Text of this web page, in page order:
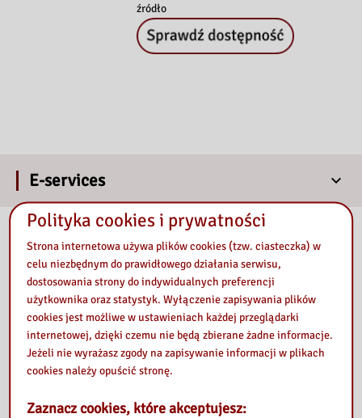
źródło
E-services
Our library
Polityka cookies i prywatności
Strona internetowa używa plików cookies (tzw. ciasteczka) w
celu niezbędnym do prawidłowego działania serwisu,
dostosowania strony do indywidualnych preferencji
użytkownika oraz statystyk. Wyłączenie zapisywania plików
cookies jest możliwe w ustawieniach każdej przeglądarki
internetowej, dzięki czemu nie będą zbierane żadne informacje.
Jeżeli nie wyrażasz zgody na zapisywanie informacji w plikach
cookies należy opuścić stronę.
Zaznacz cookies, które akceptujesz: